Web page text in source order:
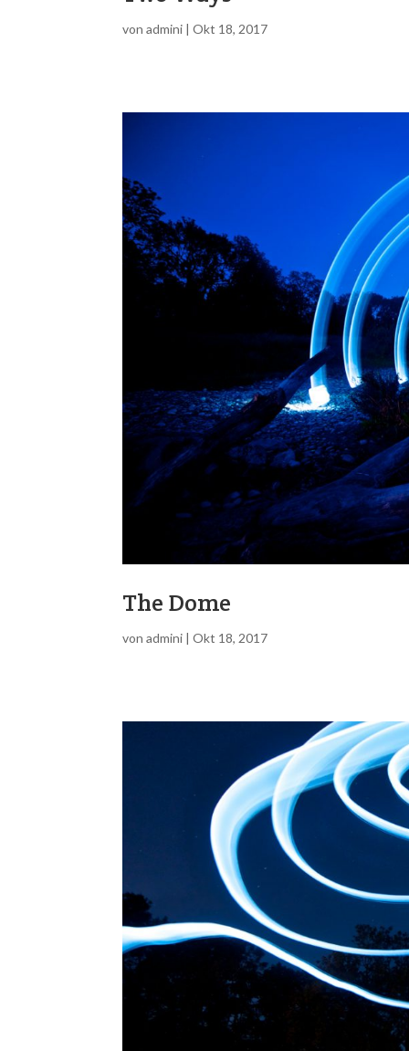
vonadmini |Okt 18, 2017
The Dome
vonadmini |Okt 18, 2017